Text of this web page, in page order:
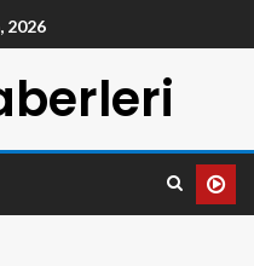
2026